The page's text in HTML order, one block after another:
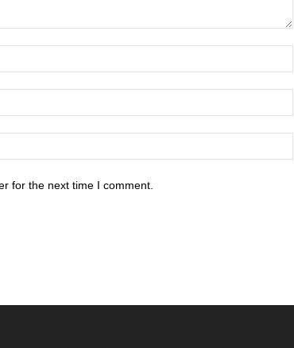
for the next time I comment.